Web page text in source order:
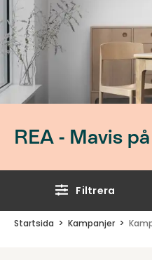
REA - Mavis
Filtrera
Startsida Kampanjer